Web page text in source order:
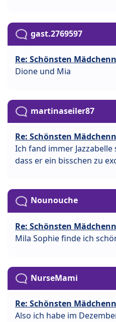
gast.2769597
Re: Schönsten
Dione und Mia
martinaseiler87
Re: Schönsten
Ich fand immer
dass er ein bisschen zu
Nounouche
Re: Schönsten
Mila Sophie finde ich
NurseMami
Re: Schönsten
Also ich habe im